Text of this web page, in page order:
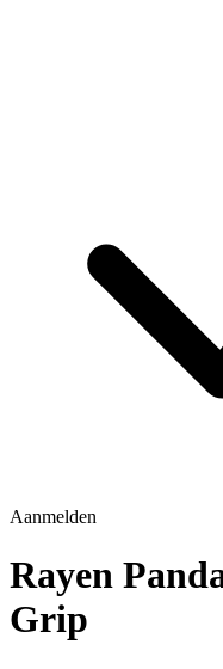
Aanmelden
Rayen
Grip